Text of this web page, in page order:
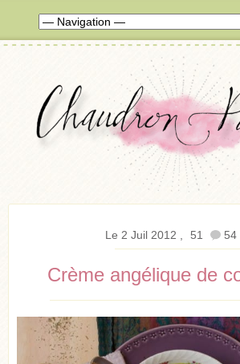
Le 2 Juil 2012 51 54
Crème angélique de